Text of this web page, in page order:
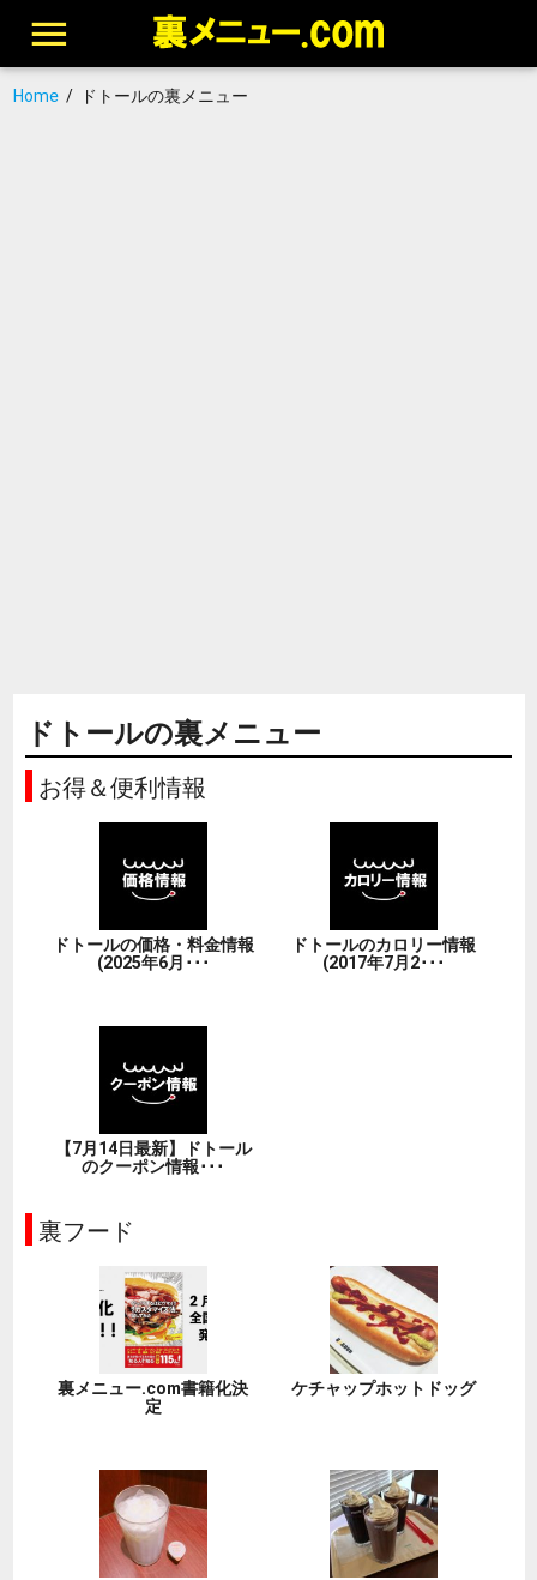
Home/ ドトールの裏メニュー
ドトールの裏メニュー
お得＆便利情報
ドトールの価格・料金情報
(2025年6月･･･
ドトールのカロリー情報
(2017年7月2･･･
【7月14日最新】ドトール
のクーポン情報･･･
裏フード
裏メニュー.com書籍化決
定
ケチャップホットドッグ